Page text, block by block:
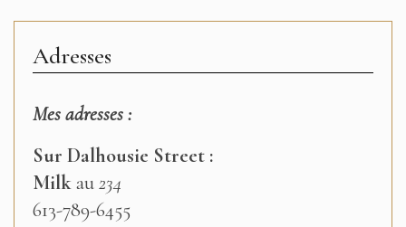
Adresses
Mes adresses :
Sur Dalhousie Street :
Milkau234
613-789-6455